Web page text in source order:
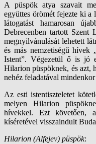
A püspök atya szavait
együttes örömét fejezte ki a
látogatást hamarosan
Debrecenben tartott Szent
megnyilvánulását lehetett
és más nemzetiségű hívek
Istent”. Végezetül ő is jó
Hilarion püspöknek, és azt,
nehéz feladatával
Az esti istentiszteletet
melyen Hilarion
hívekkel. Ezt követően,
kíséretével visszaindult
Hilarion (Alfejev) püspök: